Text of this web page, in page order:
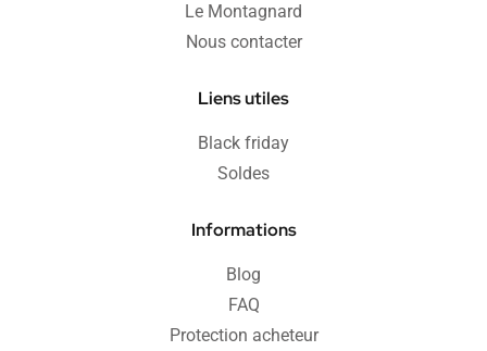
Le Montagnard
Nous contacter
Liens utiles
Black friday
Soldes
Informations
Blog
FAQ
Protection acheteur